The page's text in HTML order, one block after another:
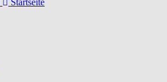
Startseite